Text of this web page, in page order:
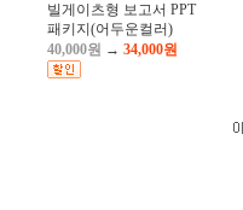
빌게이츠형 보고서 PPT
패키지(어두운컬러)
40,000원 → 34,000원